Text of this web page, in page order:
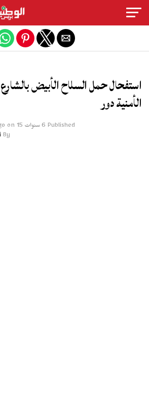
استفحال حمل السلاح الأبيض
الأمنية دور
Published 6 سنوات ago on 15 سبتمبر 2020
By
mobile version